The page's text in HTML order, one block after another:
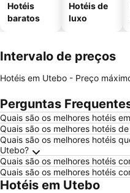
Hotéis
baratos
Hotéis de
luxo
Intervalo de preços
Hotéis em Utebo - Preço
Perguntas
Quais são os melhores hotéis
Quais são os melhores hotéis
Quais são os melhores hotéis
Utebo?
Quais são os melhores hotéis
Quais são os melhores hotéis
Hotéis em Utebo